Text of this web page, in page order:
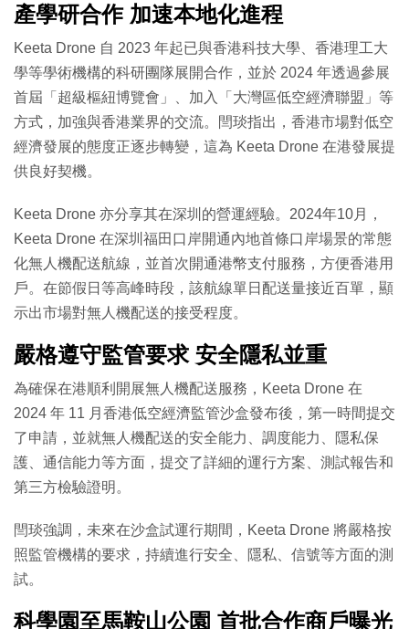
產學研合作 加速本地化進程
Keeta Drone 自 2023 年起已與香港科技大學、香港理工大
學等學術機構的科研團隊展開合作，並於 2024 年透過參展
首屆「超級樞紐博覽會」、加入「大灣區低空經濟聯盟」等
方式，加強與香港業界的交流。閆琰指出，香港市場對低空
經濟發展的態度正逐步轉變，這為 Keeta Drone 在港發展提
供良好契機。
Keeta Drone 亦分享其在深圳的營運經驗。2024年10月，
Keeta Drone 在深圳福田口岸開通內地首條口岸場景的常態
化無人機配送航線，並首次開通港幣支付服務，方便香港用
戶。在節假日等高峰時段，該航線單日配送量接近百單，顯
示出市場對無人機配送的接受程度。
嚴格遵守監管要求 安全隱私並重
為確保在港順利開展無人機配送服務，Keeta Drone 在
2024 年 11 月香港低空經濟監管沙盒發布後，第一時間提交
了申請，並就無人機配送的安全能力、調度能力、隱私保
護、通信能力等方面，提交了詳細的運行方案、測試報告和
第三方檢驗證明。
閆琰強調，未來在沙盒試運行期間，Keeta Drone 將嚴格按
照監管機構的要求，持續進行安全、隱私、信號等方面的測
試。
科學園至馬鞍山公園 首批合作商戶曝光